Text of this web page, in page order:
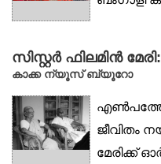
സിസ്റ്റർ ഫിലമിൻ
കാക്ക ന്യൂസ് ബ്യൂറോ
ജീവിതം
മേരിക്ക്